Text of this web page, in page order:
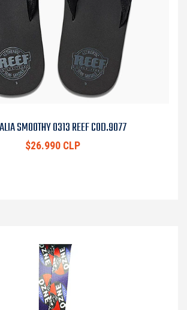
SMOOTHY 0313 REEF COD.9077
$26.990 CLP